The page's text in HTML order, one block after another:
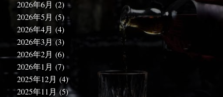
2026年6月 (2)
2026年5月 (5)
2026年4月 (4)
2026年3月 (3)
2026年2月 (6)
2026年1月 (7)
2025年12月 (4)
2025年11月(5)